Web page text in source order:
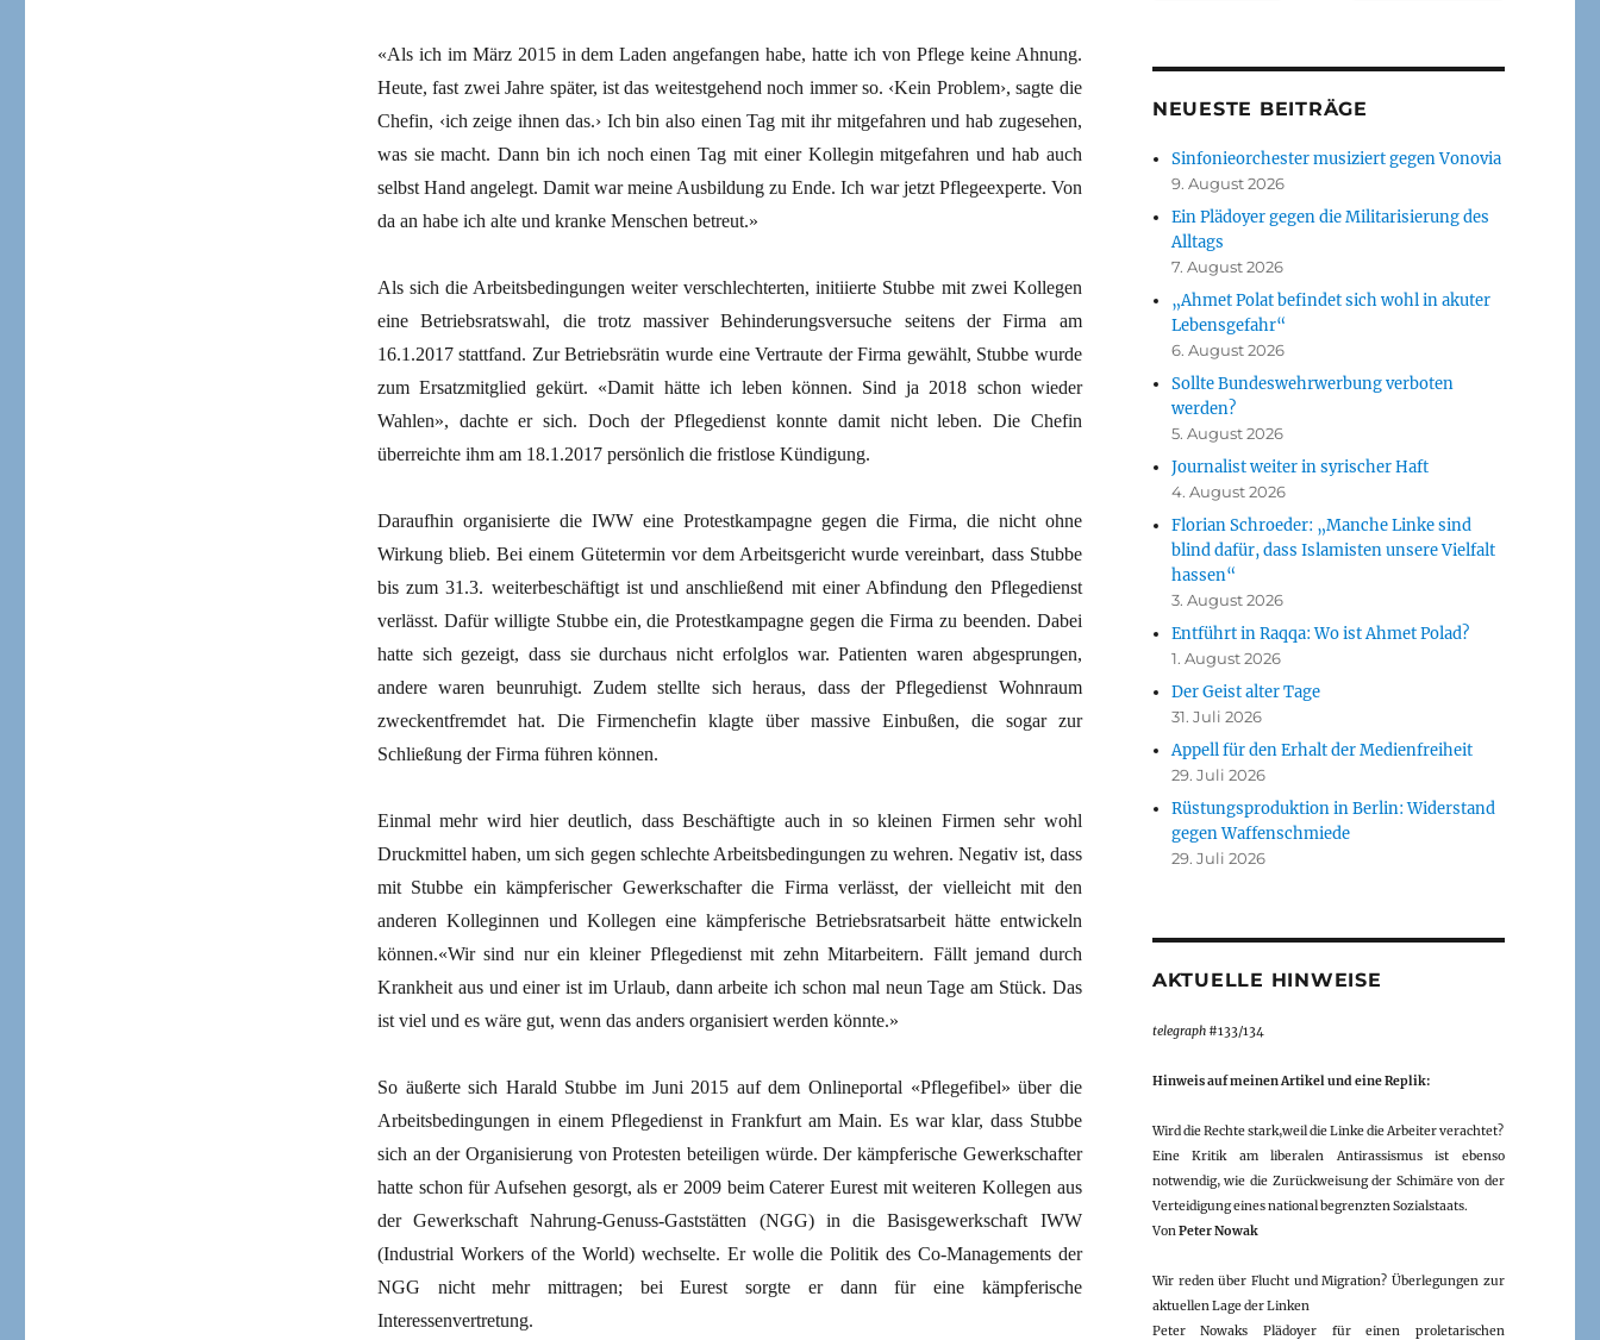
«Als ich im März 2015 in dem Laden angefangen habe, hatte ich von Pflege keine Ahnung.
Heute, fast zwei Jahre später, ist das weitestgehend noch immer so. ‹Kein Problem›, sagte die
Chefin, ‹ich zeige ihnen das.› Ich bin also einen Tag mit ihr mitgefahren und hab zugesehen,
was sie macht. Dann bin ich noch einen Tag mit einer Kollegin mitgefahren und hab auch
selbst Hand angelegt. Damit war meine Ausbildung zu Ende. Ich war jetzt Pflegeexperte. Von
da an habe ich alte und kranke Menschen betreut.»
Als sich die Arbeitsbedingungen weiter verschlechterten, initiierte Stubbe mit zwei Kollegen
eine Betriebsratswahl, die trotz massiver Behinderungsversuche seitens der Firma am
16.1.2017 stattfand. Zur Betriebsrätin wurde eine Vertraute der Firma gewählt, Stubbe wurde
zum Ersatzmitglied gekürt. «Damit hätte ich leben können. Sind ja 2018 schon wieder
Wahlen», dachte er sich. Doch der Pflegedienst konnte damit nicht leben. Die Chefin
überreichte ihm am 18.1.2017 persönlich die fristlose Kündigung.
Daraufhin organisierte die IWW eine Protestkampagne gegen die Firma, die nicht ohne
Wirkung blieb. Bei einem Gütetermin vor dem Arbeitsgericht wurde vereinbart, dass Stubbe
bis zum 31.3. weiterbeschäftigt ist und anschließend mit einer Abfindung den Pflegedienst
verlässt. Dafür willigte Stubbe ein, die Protestkampagne gegen die Firma zu beenden. Dabei
hatte sich gezeigt, dass sie durchaus nicht erfolglos war. Patienten waren abgesprungen,
andere waren beunruhigt. Zudem stellte sich heraus, dass der Pflegedienst Wohnraum
zweckentfremdet hat. Die Firmenchefin klagte über massive Einbußen, die sogar zur
Schließung der Firma führen können.
Einmal mehr wird hier deutlich, dass Beschäftigte auch in so kleinen Firmen sehr wohl
Druckmittel haben, um sich gegen schlechte Arbeitsbedingungen zu wehren. Negativ ist, dass
mit Stubbe ein kämpferischer Gewerkschafter die Firma verlässt, der vielleicht mit den
anderen Kolleginnen und Kollegen eine kämpferische Betriebsratsarbeit hätte entwickeln
können.«Wir sind nur ein kleiner Pflegedienst mit zehn Mitarbeitern. Fällt jemand durch
Krankheit aus und einer ist im Urlaub, dann arbeite ich schon mal neun Tage am Stück. Das
ist viel und es wäre gut, wenn das anders organisiert werden könnte.»
So äußerte sich Harald Stubbe im Juni 2015 auf dem Onlineportal «Pflegefibel» über die
Arbeitsbedingungen in einem Pflegedienst in Frankfurt am Main. Es war klar, dass Stubbe
sich an der Organisierung von Protesten beteiligen würde. Der kämpferische Gewerkschafter
hatte schon für Aufsehen gesorgt, als er 2009 beim Caterer Eurest mit weiteren Kollegen aus
der Gewerkschaft Nahrung-Genuss-Gaststätten (NGG) in die Basisgewerkschaft IWW
(Industrial Workers of the World) wechselte. Er wolle die Politik des Co-Managements der
NGG nicht mehr mittragen; bei Eurest sorgte er dann für eine kämpferische
Interessenvertretung.
NEUESTE BEITRÄGE
Sinfonieorchester musiziert gegen Vonovia
9. August 2026
Ein Plädoyer gegen die Militarisierung des
Alltags
7. August 2026
„Ahmet Polat befindet sich wohl in akuter
Lebensgefahr“
6. August 2026
Sollte Bundeswehrwerbung verboten
werden?
5. August 2026
Journalist weiter in syrischer Haft
4. August 2026
Florian Schroeder: „Manche Linke sind
blind dafür, dass Islamisten unsere Vielfalt
hassen“
3. August 2026
Entführt in Raqqa: Wo ist Ahmet Polad?
1. August 2026
Der Geist alter Tage
31. Juli 2026
Appell für den Erhalt der Medienfreiheit
29. Juli 2026
Rüstungsproduktion in Berlin: Widerstand
gegen Waffenschmiede
29. Juli 2026
AKTUELLE HINWEISE
telegraph#133/134
Hinweis auf meinen Artikel und eine Replik:
Wird die Rechte stark,weil die Linke die Arbeiter verachtet?
Eine Kritik am liberalen Antirassismus ist ebenso
notwendig, wie die Zurückweisung der Schimäre von der
Verteidigung eines national begrenzten Sozialstaats.
VonPeter Nowak
Wir reden über Flucht und Migration? Überlegungen zur
aktuellen Lage der Linken
Peter Nowaks Plädoyer für einen proletarischen